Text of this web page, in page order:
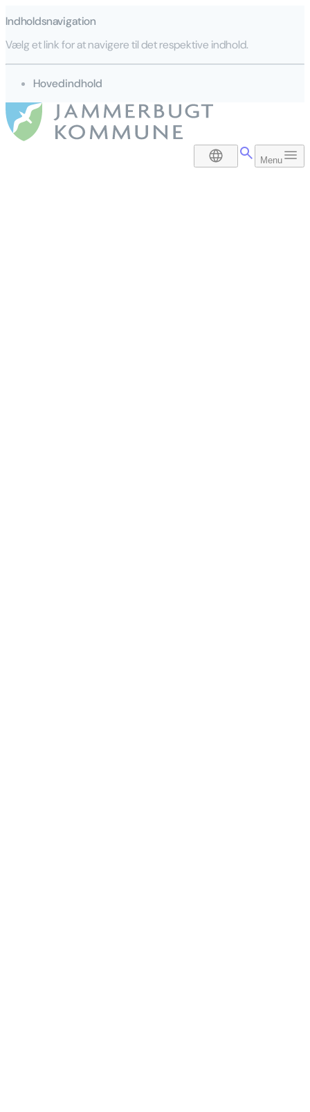
Indholdsnavigation
Vælg et link for at navigere til det respektive indhold.
gå til
Hovedindhold
DA Menu